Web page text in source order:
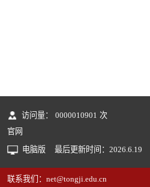
访问量： 0000010901 次
官网
电脑版
最后更新时间： 2026 6 19
联系我们：net@tongji.edu.cn